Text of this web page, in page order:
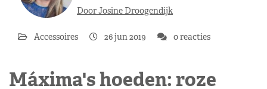
Door Josine Droogendijk
Accessoires 26 jun 2019 0 reacties
Máxima's hoeden: roze